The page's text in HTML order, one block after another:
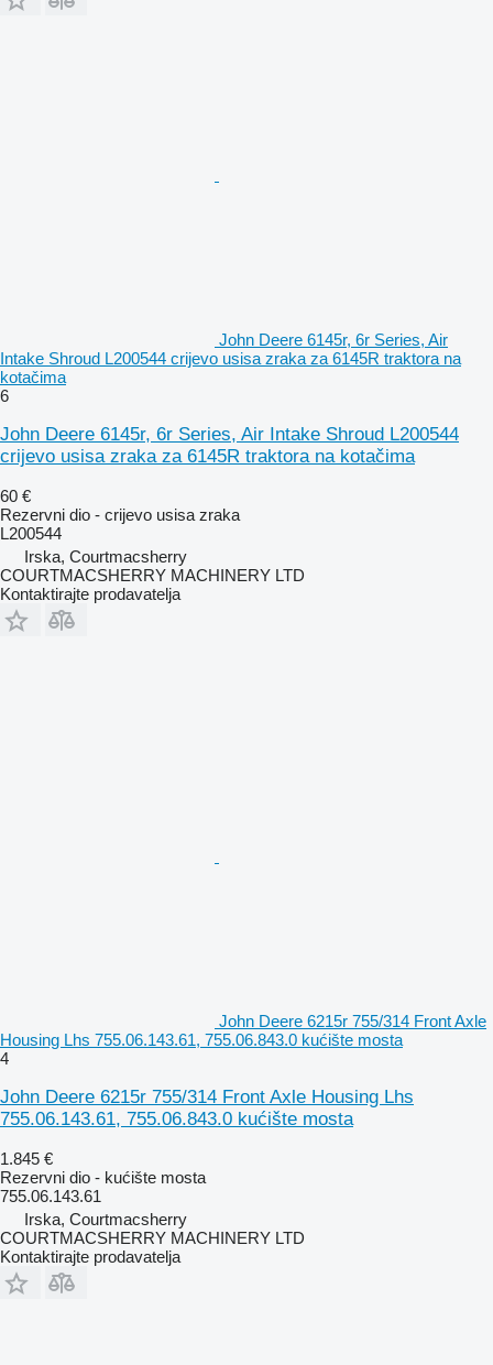
John Deere 6145r, 6r Series, Air
Intake Shroud L200544 crijevo usisa zraka za 6145R traktora na
kotačima
6
John Deere 6145r, 6r Series, Air Intake Shroud L200544
crijevo usisa zraka za 6145R traktora na kotačima
60 €
Rezervni dio - crijevo usisa zraka
L200544
Irska, Courtmacsherry
COURTMACSHERRY MACHINERY LTD
Kontaktirajte prodavatelja
John Deere 6215r 755/314 Front Axle
Housing Lhs 755.06.143.61, 755.06.843.0 kućište mosta
4
John Deere 6215r 755/314 Front Axle Housing Lhs
755.06.143.61, 755.06.843.0 kućište mosta
1.845 €
Rezervni dio - kućište mosta
755.06.143.61
Irska, Courtmacsherry
COURTMACSHERRY MACHINERY LTD
Kontaktirajte prodavatelja